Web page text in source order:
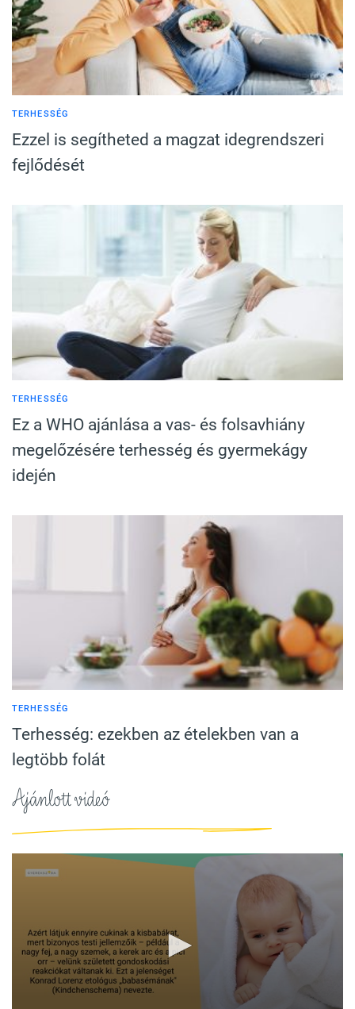
TERHESSÉG
Ezzel is segítheted a magzat idegrendszeri
fejlődését
TERHESSÉG
Ez a WHO ajánlása a vas- és folsavhiány
megelőzésére terhesség és gyermekágy
idején
TERHESSÉG
Terhesség: ezekben az ételekben van a
legtöbb folát
Ajánlott videó